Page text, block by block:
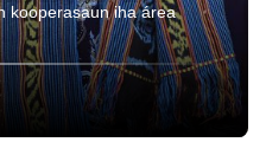
kooperasaun iha área